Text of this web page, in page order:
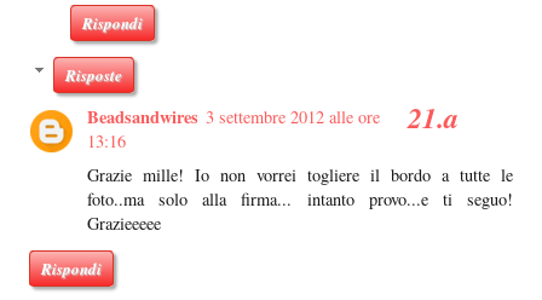
Rispondi
Risposte
Beadsandwires 3 settembre 2012 alle ore
13:16
Grazie mille! Io non vorrei togliere il bordo a tutte le
foto..ma solo alla firma... intanto provo...e ti seguo!
Grazieeeee
Rispondi